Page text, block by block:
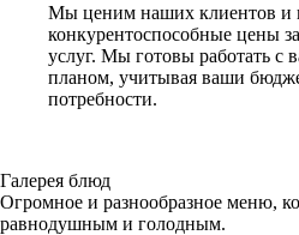
Мы ценим наших клиентов и
конкурентоспособные цены
услуг. Мы готовы работать с
планом, учитывая ваши
потребности.
Галерея блюд
Огромное и разнообразное меню,
равнодушным и голодным.